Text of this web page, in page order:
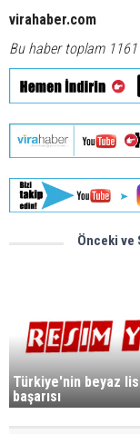
virahaber.com
Bu haber toplam
Önceki ve
Türkiye'nin beyaz
başarısı